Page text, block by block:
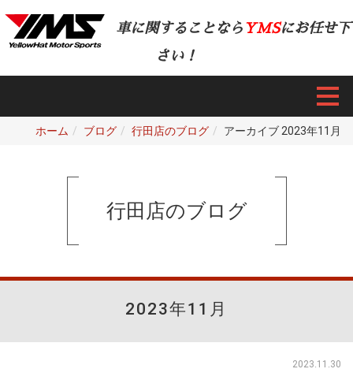
車に関することなら YMSにお任せ下
さい！
ホーム ブログ 行田店のブログ アーカイブ 2023年11月
行田店のブログ
2023年11月
2023.11.30